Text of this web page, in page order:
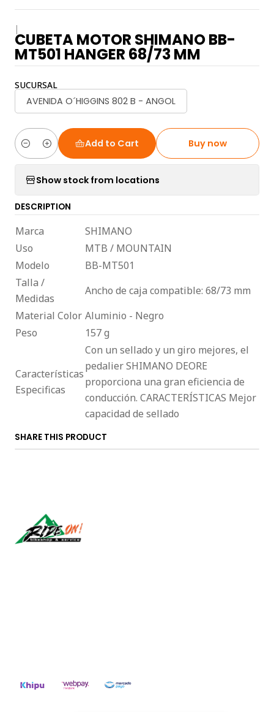
|
CUBETA MOTOR SHIMANO BB-
MT501 HANGER 68/73 MM
SUCURSAL
AVENIDA O´HIGGINS 802 B - ANGOL
Quantity
Add to Cart Buy now
Show stock from locations
DESCRIPTION
Marca
SHIMANO
Uso
MTB / MOUNTAIN
Modelo
BB-MT501
Talla /
Medidas
Ancho de caja compatible: 68/73 mm
Material Color Aluminio - Negro
Peso
157 g
Características
Especificas
Con un sellado y un giro mejores, el
pedalier SHIMANO DEORE
proporciona una gran eficiencia de
conducción. CARACTERÍSTICAS Mejor
capacidad de sellado
SHARE THIS PRODUCT